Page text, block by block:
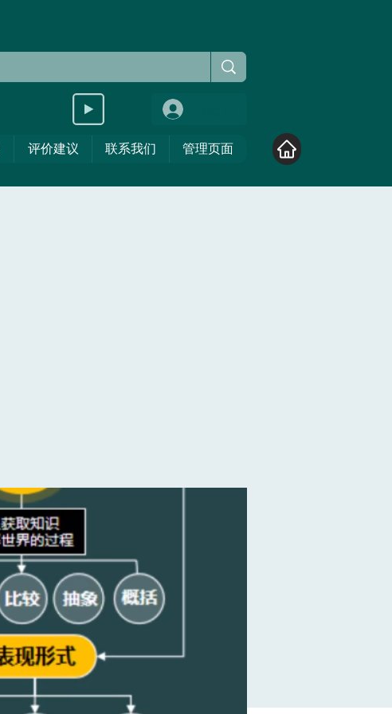
评价建议 联系我们 管理页面